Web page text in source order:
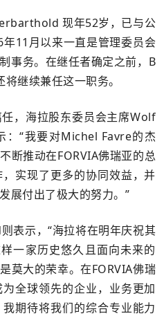
现年52岁，已与公
11月以来一直是管理委员会
事务。在继任者确定之前，B
继续兼任这一职务。
，海拉股东委员会主席Wolf
“我要对Michel Favre的杰
断推动在FORVIA佛瑞亚的总
实现了更多的协同效益，并
展付出了极大的努力。”
示，“海拉将在明年庆祝其
一家历史悠久且面向未来的
莫大的荣幸。在FORVIA佛瑞
全球领先的企业，业务更加
期待将我们的综合专业能力